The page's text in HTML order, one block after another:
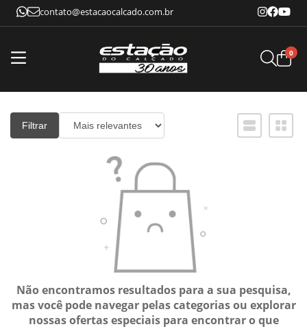
contato@estacaocalcado.com.br
0
Filtrar
Não encontramos resultados para a sua pesquisa,
mas você pode navegar pelas categorias ou explorar
nossas ofertas especiais para encontrar o que